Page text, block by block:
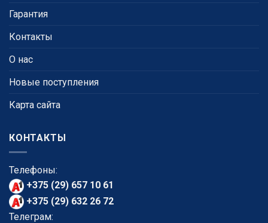
Гарантия
Контакты
О нас
Новые поступления
Карта сайта
КОНТАКТЫ
Телефоны:
+375 (29) 657 10 61
+375 (29) 632 26 72
Телеграм: